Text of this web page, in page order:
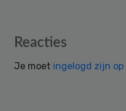
Reader
Reacties
Je moet ingelogd zijn op